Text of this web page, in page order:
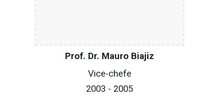
Prof. Dr. Mauro Biajiz
Vice-chefe
2003 - 2005